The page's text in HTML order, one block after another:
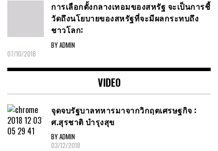
การเลือกตั้งกลางเทอมของสหรัฐ จะเป็นการชี้
วัดถึงนโยบายของสหรัฐที่จะมีผลกระทบถึง
ชาวโลก:
BY ADMIN
07/10/2018
VIDEO
จุดจบรัฐบาลทหารมาจากวิกฤตเศรษฐกิจ :
ศ.สุรชาติ บำรุงสุข
BY ADMIN
03/12/2018